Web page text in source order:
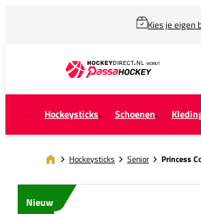
Kies je eigen
Hockeysticks Schoenen
Hockeysticks Senior Princess
Nieuw